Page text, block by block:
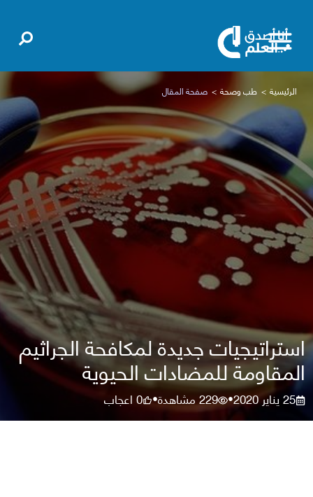
الرئيسية طب وصحة صفحة المقال
استراتيجيات جديدة لمكافحة الجراثيم
المقاومة للمضادات الحيوية
25 يناير 2020 •
229مشاهدة•
0اعجاب